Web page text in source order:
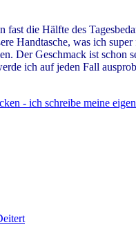
die Hälfte des
Handtasche, was ich
Der Geschmack ist
ich auf jeden Fall